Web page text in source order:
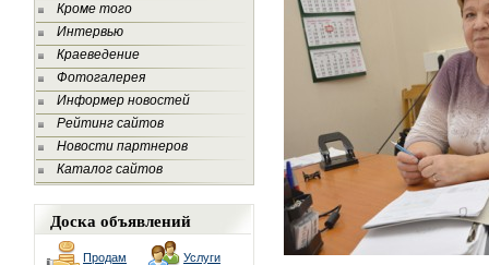
Кроме того
Интервью
Краеведение
Фотогалерея
Информер новостей
Рейтинг сайтов
Новости партнеров
Каталог сайтов
Доска объявлений
Продам Услуги